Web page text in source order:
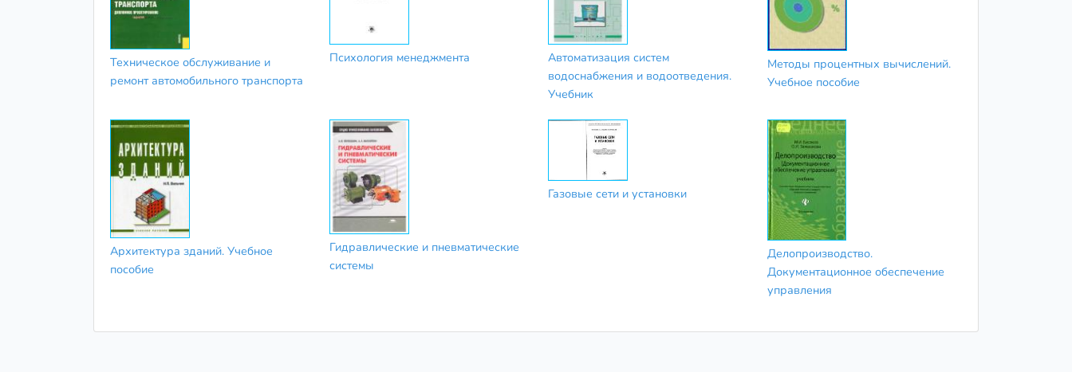
Техническое обслуживание и
ремонт автомобильного транспорта
Психология менеджмента
Автоматизация систем
водоснабжения и водоотведения.
Учебник
Методы процентных вычислений.
Учебное пособие
Архитектура зданий. Учебное
пособие
Гидравлические и пневматические
системы
Газовые сети и установки
Делопроизводство.
Документационное обеспечение
управления